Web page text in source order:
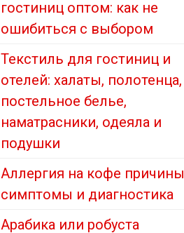
гостиниц оптом: как не
ошибиться с выбором
Текстиль для гостиниц и
отелей: халаты, полотенца,
постельное белье,
наматрасники, одеяла и
подушки
Аллергия на кофе причины
симптомы и диагностика
Арабика или робуста